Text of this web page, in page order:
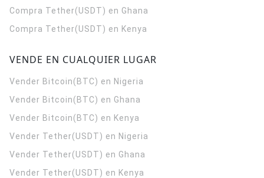
Compra Tether(USDT) en Ghana
Compra Tether(USDT) en Kenya
VENDE EN CUALQUIER LUGAR
Vender Bitcoin(BTC) en Nigeria
Vender Bitcoin(BTC) en Ghana
Vender Bitcoin(BTC) en Kenya
Vender Tether(USDT) en Nigeria
Vender Tether(USDT) en Ghana
Vender Tether(USDT) en Kenya